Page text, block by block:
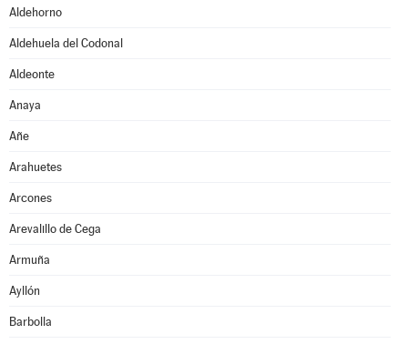
Aldehorno
Aldehuela del Codonal
Aldeonte
Anaya
Añe
Arahuetes
Arcones
Arevalillo de Cega
Armuña
Ayllón
Barbolla